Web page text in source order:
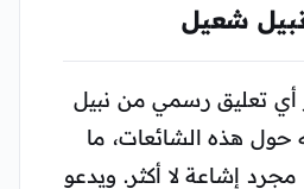
شعيل
أي تعليق رسمي من نبيل
حول هذه الشائعات، ما
مجرد إشاعة لا أكثر. ويدعو